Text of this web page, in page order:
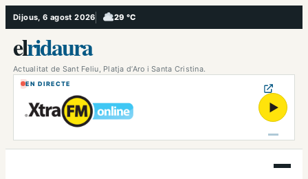
Vés
al
contingut
Dijous, 6 agost 2026 29 °C
, Ennuvolat
elridaura
Actualitat de Sant Feliu, Platja d’Aro i Santa Cristina.
EN DIRECTE
▶
Obre